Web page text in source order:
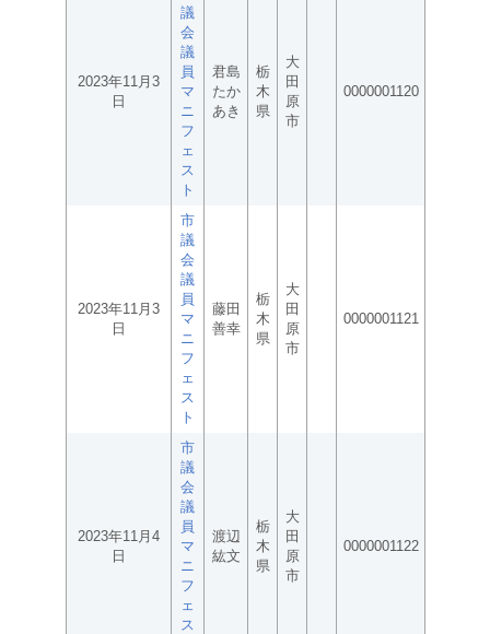
2023年11月3
日
議
会
議
員
マ
ニ
フ
ェ
ス
ト
君島
たか
あき
栃
木
県
大
田
原
市
0000001120
2023年11月3
日
市
議
会
議
員
マ
ニ
フ
ェ
ス
ト
藤田
善幸
栃
木
県
大
田
原
市
0000001121
2023年11月4
日
市
議
会
議
員
マ
ニ
フ
ェ
ス
渡辺
紘文
栃
木
県
大
田
原
市
0000001122